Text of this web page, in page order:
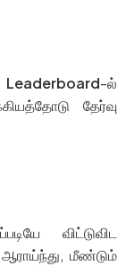
Leaderboard-ல்
தேர்வு
விட்டுவிட
மீண்டும்